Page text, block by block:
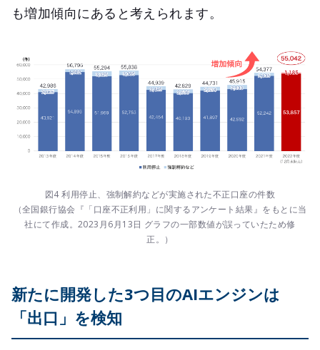
も増加傾向にあると考えられます。
図4 利用停止、強制解約などが実施された不正口座の件数
（全国銀行協会『「口座不正利用」に関するアンケート結果』をもとに当
社にて作成。2023月6月13日 グラフの一部数値が誤っていたため修
正。）
新たに開発した3つ目のAIエンジンは
「出口」を検知